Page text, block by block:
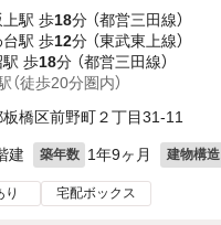
駅 歩18分 （都営三田線）
台駅 歩12分 （東武東上線）
駅 歩18分 （都営三田線）
（徒歩20分圏内）
橋区前野町２丁目31-11
建 築年数 1年9ヶ月 建物構造
り 宅配ボックス